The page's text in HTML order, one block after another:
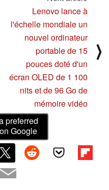
Lenovo lance à
l'échelle mondiale un
nouvel ordinateur
portable de 15
pouces doté d'un
écran OLED de 1 100
nits et de 96 Go de
mémoire vidéo
⟩
preferred
Google